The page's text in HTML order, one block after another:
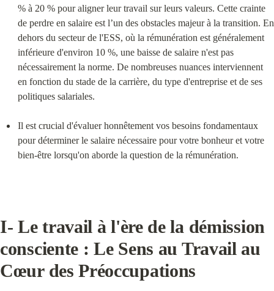
% à 20 % pour aligner leur travail sur leurs valeurs. Cette crainte
de perdre en salaire est l’un des obstacles majeur à la transition. En
dehors du secteur de l'ESS, où la rémunération est généralement
inférieure d'environ 10 %, une baisse de salaire n'est pas
nécessairement la norme. De nombreuses nuances interviennent
en fonction du stade de la carrière, du type d'entreprise et de ses
politiques salariales.
Il est crucial d'évaluer honnêtement vos besoins fondamentaux
pour déterminer le salaire nécessaire pour votre bonheur et votre
bien-être lorsqu'on aborde la question de la rémunération.
I- Le travail à l'ère de la démission
consciente : Le Sens au Travail au
Cœur des Préoccupations